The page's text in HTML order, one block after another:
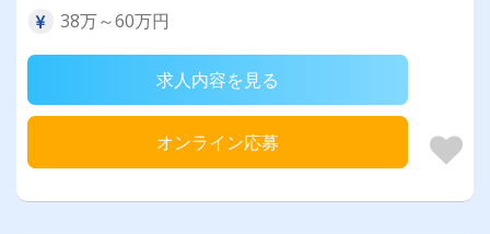
38万～60万円
求人内容を見る
オンライン応募